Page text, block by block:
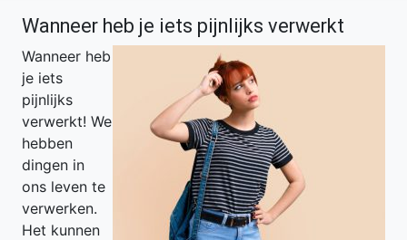
Wanneer heb je iets pijnlijks verwerkt
Wanneer heb
je iets
pijnlijks
verwerkt! We
hebben
dingen in
ons leven te
verwerken.
Het kunnen